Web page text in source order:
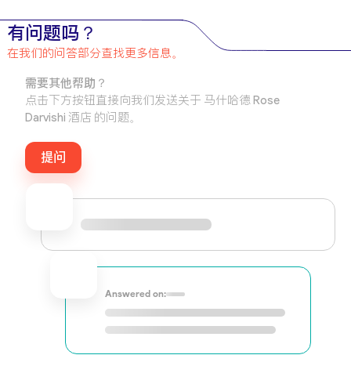
有问题吗？
在我们的问答部分查找更多信息。
需要其他帮助？
点击下方按钮直接向我们发送关于 马什哈德 Rose
Darvishi 酒店 的问题。
提问
Answered on: